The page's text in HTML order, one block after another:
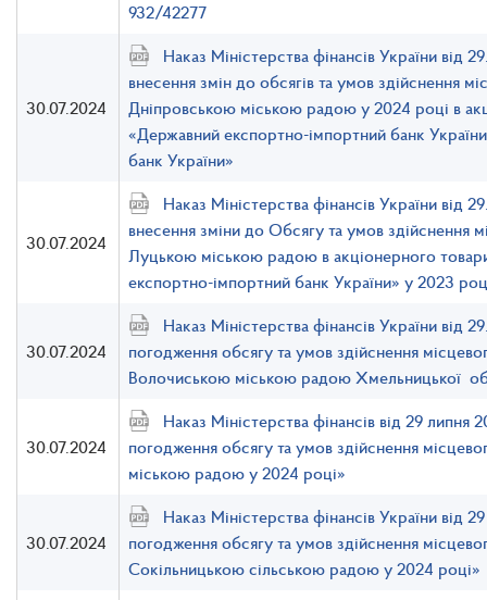
932/42277
30.07.2024
Наказ Міністерства фінансів України від
внесення змін до обсягів та умов здійснення
Дніпровською міською радою у 2024 році в
«Державний експортно-імпортний банк
банк України»
30.07.2024
Наказ Міністерства фінансів України
внесення зміни до Обсягу та умов здійснення
Луцькою міською радою в акціонерного
експортно-імпортний банк України» у 2023
30.07.2024
Наказ Міністерства фінансів України
погодження обсягу та умов здійснення
Волочиською міською радою Хмельницької
30.07.2024
Наказ Міністерства фінансів від 29
погодження обсягу та умов здійснення
міською радою у 2024 році»
30.07.2024
Наказ Міністерства фінансів України
погодження обсягу та умов здійснення
Сокільницькою сільською радою у 2024 році»